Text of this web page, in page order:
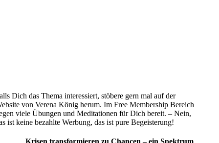
Dich das Thema interessiert, stöbere gern mal auf der
von Verena König herum. Im Free Membership Bereich
viele Übungen und Meditationen für Dich bereit. – Nein,
ist keine bezahlte Werbung, das ist pure Begeisterung!
Krisen transformieren zu Chancen – ein Spektrum